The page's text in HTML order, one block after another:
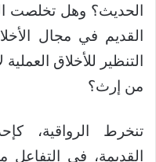
الحديث؟ وهل تخلصت
القديم في مجال
التنظير للأخلاق
من إرث؟
تنخرط الرواقية،
القديمة، في التفاعل